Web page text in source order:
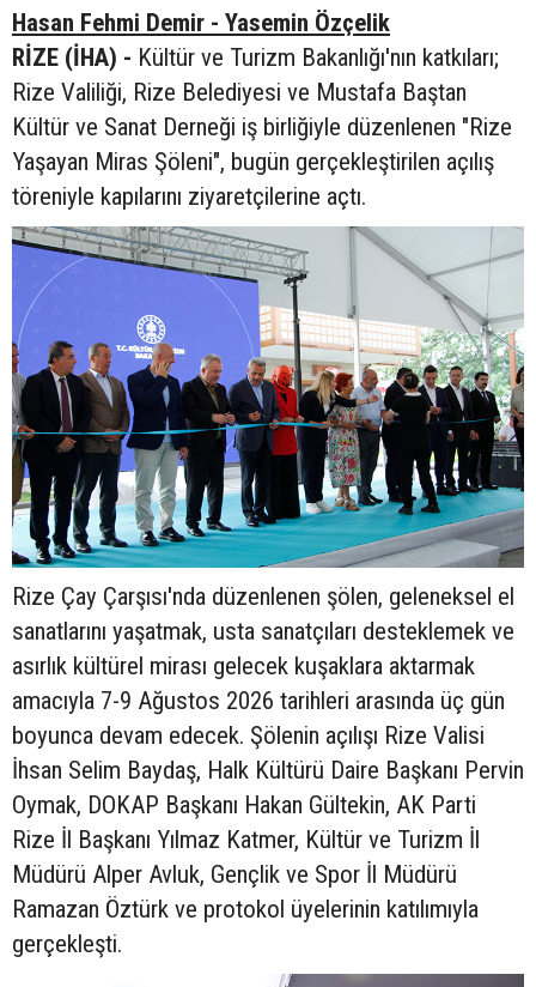
Hasan Fehmi Demir - Yasemin Özçelik
RİZE (İHA) - Kültür ve Turizm Bakanlığı'nın katkıları;
Rize Valiliği, Rize Belediyesi ve Mustafa Baştan
Kültür ve Sanat Derneği iş birliğiyle düzenlenen "Rize
Yaşayan Miras Şöleni", bugün gerçekleştirilen açılış
töreniyle kapılarını ziyaretçilerine açtı.
Rize Çay Çarşısı'nda düzenlenen şölen, geleneksel el
sanatlarını yaşatmak, usta sanatçıları desteklemek ve
asırlık kültürel mirası gelecek kuşaklara aktarmak
amacıyla 7-9 Ağustos 2026 tarihleri arasında üç gün
boyunca devam edecek. Şölenin açılışı Rize Valisi
İhsan Selim Baydaş, Halk Kültürü Daire Başkanı Pervin
Oymak, DOKAP Başkanı Hakan Gültekin, AK Parti
Rize İl Başkanı Yılmaz Katmer, Kültür ve Turizm İl
Müdürü Alper Avluk, Gençlik ve Spor İl Müdürü
Ramazan Öztürk ve protokol üyelerinin katılımıyla
gerçekleşti.